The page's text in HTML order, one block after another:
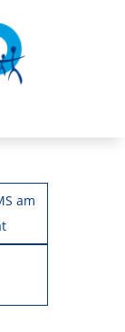
am